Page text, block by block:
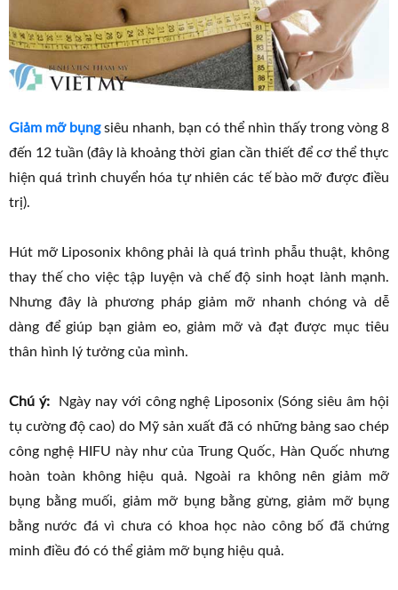
Giảm mỡ bụngsiêu nhanh, bạn có thể nhìn thấy trong vòng 8
đến 12 tuần (đây là khoảng thời gian cần thiết để cơ thể thực
hiện quá trình chuyển hóa tự nhiên các tế bào mỡ được điều
trị).
Hút mỡ Liposonix không phải là quá trình phẫu thuật, không
thay thế cho việc tập luyện và chế độ sinh hoạt lành mạnh.
Nhưng đây là phương pháp giảm mỡ nhanh chóng và dễ
dàng để giúp bạn giảm eo, giảm mỡ và đạt được mục tiêu
thân hình lý tưởng của mình.
Chú ý:Ngày nay với công nghệ Liposonix (Sóng siêu âm hội
tụ cường độ cao) do Mỹ sản xuất đã có những bảng sao chép
công nghệ HIFU này như của Trung Quốc, Hàn Quốc nhưng
hoàn toàn không hiệu quả. Ngoài ra không nên giảm mỡ
bụng bằng muối, giảm mỡ bụng bằng gừng, giảm mỡ bụng
bằng nước đá vì chưa có khoa học nào công bố đã chứng
minh điều đó có thể giảm mỡ bụng hiệu quả.